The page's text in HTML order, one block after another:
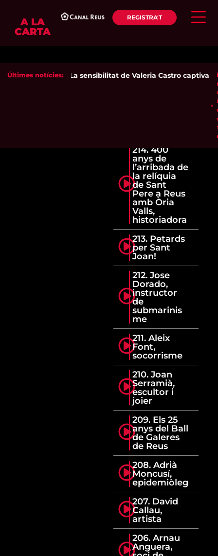
A LA
CARTA
REGISTRA'T
Últimes notícies: La sensibilitat de Valeria Castro captiva
214. 400
anys de
l’arribada de
la relíquia
de Sant
Pere a Reus
amb Òria
Valls,
historiadora
213. Petards
per Sant
Joan!
212. Jose
Dorado,
instructor
de
submarinis
me
211. Aleix
Font,
socorrisme
210. Joan
Serramià,
escultor i
joier
209. Els 25
anys del Ball
de Galeres
de Reus
208. Adrià
Moncusí,
epidemiòleg
207. David
Callau,
artista
206. Arnau
Anguera,